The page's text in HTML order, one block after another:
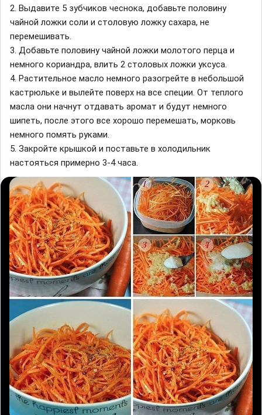
2. Выдавите 5 зубчиков чеснока, добавьте половину
чайной ложки соли и столовую ложку сахара, не
перемешивать.
3. Добавьте половину чайной ложки молотого перца и
немного кориандра, влить 2 столовых ложки уксуса.
4. Растительное масло немного разогрейте в небольшой
кастрюльке и вылейте поверх на все специи. От теплого
масла они начнут отдавать аромат и будут немного
шипеть, после этого все хорошо перемешать, морковь
немного помять руками.
5. Закройте крышкой и поставьте в холодильник
настояться примерно 3-4 часа.